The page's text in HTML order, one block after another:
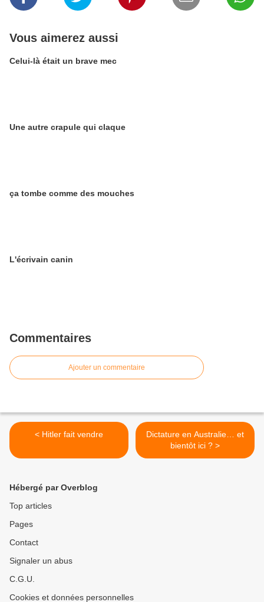
Vous aimerez aussi
Celui-là était un brave mec
Une autre crapule qui claque
ça tombe comme des mouches
L'écrivain canin
Commentaires
Ajouter un commentaire
< Hitler fait vendre
Dictature en Australie… et
bientôt ici ? >
Hébergé par Overblog
Top articles
Pages
Contact
Signaler un abus
C.G.U.
Cookies et données personnelles